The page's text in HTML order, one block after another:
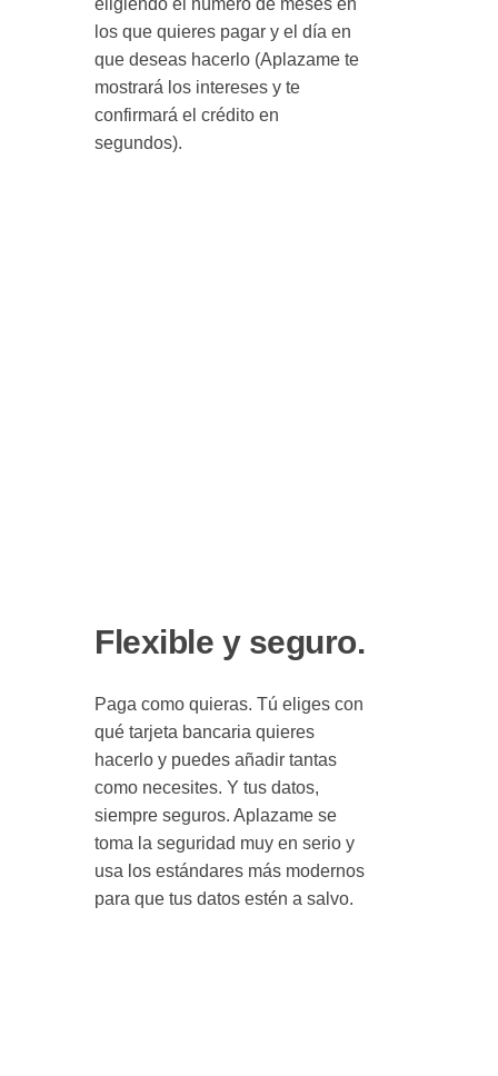
eligiendo el número de meses en
los que quieres pagar y el día en
que deseas hacerlo (Aplazame te
mostrará los intereses y te
confirmará el crédito en
segundos).
Flexible y seguro.
Paga como quieras. Tú eliges con
qué tarjeta bancaria quieres
hacerlo y puedes añadir tantas
como necesites. Y tus datos,
siempre seguros. Aplazame se
toma la seguridad muy en serio y
usa los estándares más modernos
para que tus datos estén a salvo.